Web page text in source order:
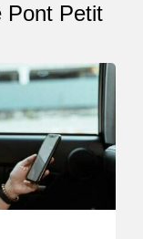
Pont Petit